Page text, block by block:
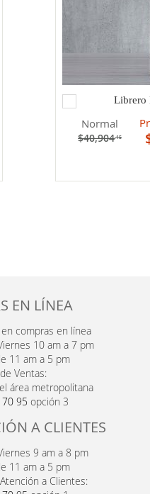
Librero
Normal
$40,904.15
Agregar
carrito
EN LÍNEA
compras en línea
10 am a 7 pm
11 am a 5 pm
Ventas:
área metropolitana
95 opción 3
A CLIENTES
9 am a 8 pm
11 am a 5 pm
a Clientes: